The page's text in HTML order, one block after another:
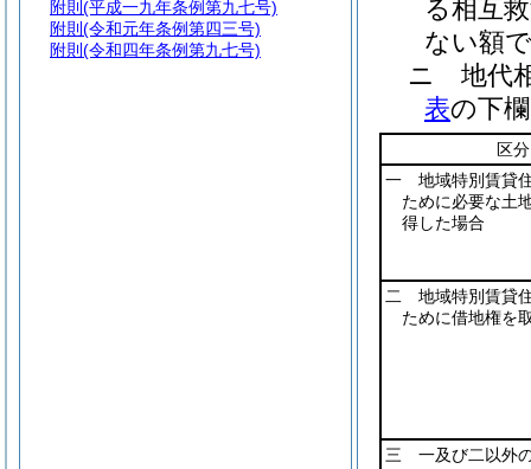
る相互
ない額
ニ
地代
表の下
区分
一 地域特別賃貸
ために必要な土
得した場合
二 地域特別賃貸
ために借地権を
三 一及び二以外
附則 (平成一九年条例第九七号)
附則 (令和元年条例第四三号)
附則 (令和四年条例第九七号)